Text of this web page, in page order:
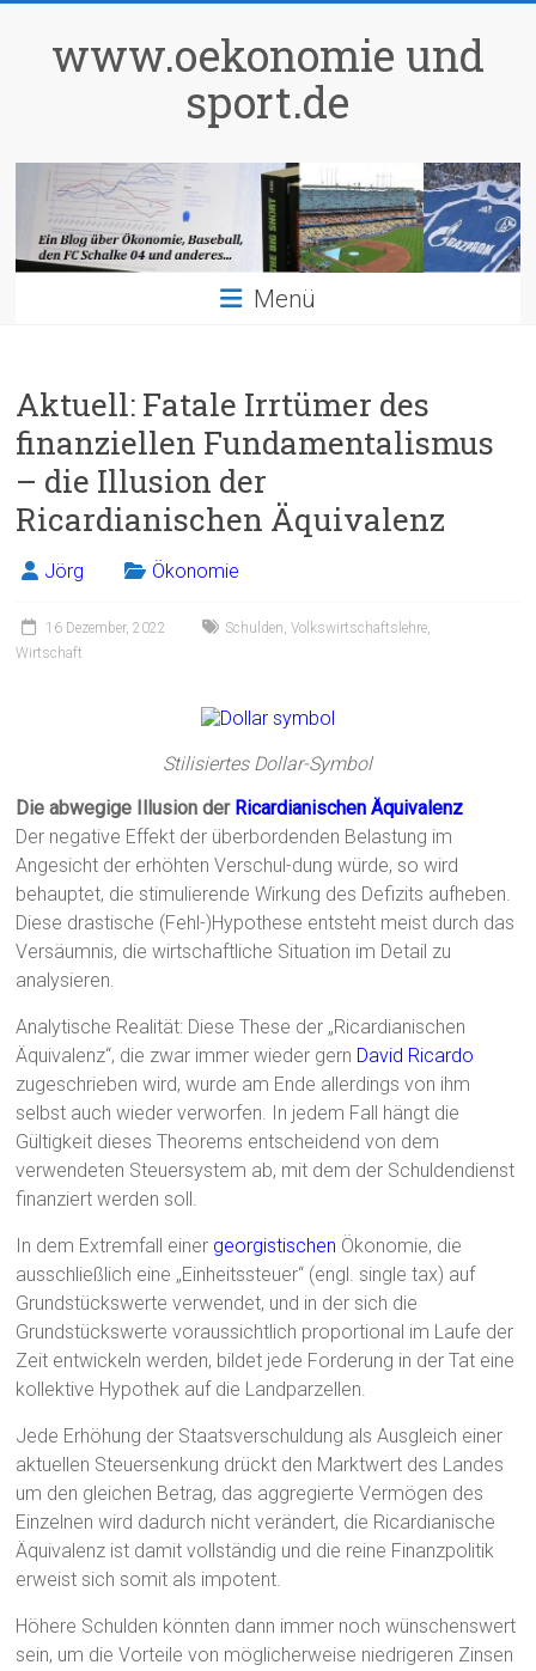
springenwww.oekonomie und
sport.de
Menü
Aktuell: Fatale Irrtümer des
finanziellen Fundamentalismus
– die Illusion der
Ricardianischen Äquivalenz
Jörg Ökonomie
16 Dezember, 2022 Schulden,Volkswirtschaftslehre,
Wirtschaft
Stilisiertes Dollar-Symbol
Die abwegige Illusion der Ricardianischen Äquivalenz
Der negative Effekt der überbordenden Belastung im
Angesicht der erhöhten Verschul-dung würde, so wird
behauptet, die stimulierende Wirkung des Defizits aufheben.
Diese drastische (Fehl-)Hypothese entsteht meist durch das
Versäumnis, die wirtschaftliche Situation im Detail zu
analysieren.
Analytische Realität: Diese These der „Ricardianischen
Äquivalenz“, die zwar immer wieder gern David Ricardo
zugeschrieben wird, wurde am Ende allerdings von ihm
selbst auch wieder verworfen. In jedem Fall hängt die
Gültigkeit dieses Theorems entscheidend von dem
verwendeten Steuersystem ab, mit dem der Schuldendienst
finanziert werden soll.
In dem Extremfall einer georgistischen Ökonomie, die
ausschließlich eine „Einheitssteuer“ (engl. single tax) auf
Grundstückswerte verwendet, und in der sich die
Grundstückswerte voraussichtlich proportional im Laufe der
Zeit entwickeln werden, bildet jede Forderung in der Tat eine
kollektive Hypothek auf die Landparzellen.
Jede Erhöhung der Staatsverschuldung als Ausgleich einer
aktuellen Steuersenkung drückt den Marktwert des Landes
um den gleichen Betrag, das aggregierte Vermögen des
Einzelnen wird dadurch nicht verändert, die Ricardianische
Äquivalenz ist damit vollständig und die reine Finanzpolitik
erweist sich somit als impotent.
Höhere Schulden könnten dann immer noch wünschenswert
sein, um die Vorteile von möglicherweise niedrigeren Zinsen